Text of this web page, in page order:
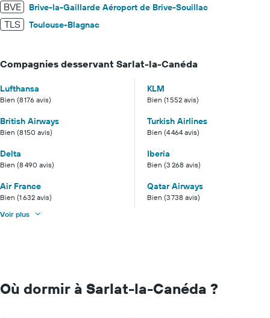
BVE Brive-la-Gaillarde Aéroport de Brive-Souillac
TLS Toulouse-Blagnac
Compagnies desservant Sarlat-la-Canéda
Lufthansa
Bien (8 176 avis)
KLM
Bien (1 552 avis)
British Airways
Bien (8 150 avis)
Turkish Airlines
Bien (4 464 avis)
Delta
Bien (8 490 avis)
Iberia
Bien (3 268 avis)
Air France
Bien (1 632 avis)
Qatar Airways
Bien (3 738 avis)
Voir plus
Où dormir à Sarlat-la-Canéda ?